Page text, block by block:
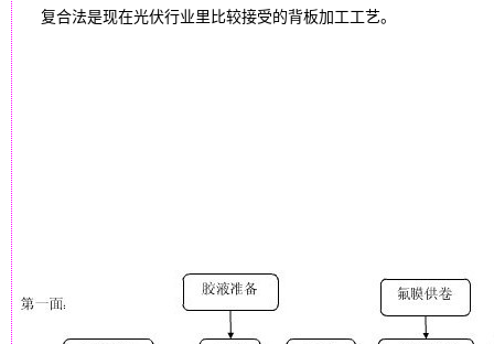
复合法是现在光伏行业里比较接受的背板加工工艺。